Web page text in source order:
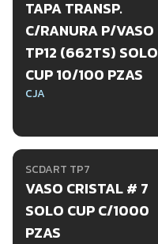
TAPA TRANSP.
C/RANURA P/VASO
TP12 (662TS) SOLO
CUP 10/100 PZAS
CJA
SCDART TP7
VASO CRISTAL # 7
SOLO CUP C/1000
PZAS